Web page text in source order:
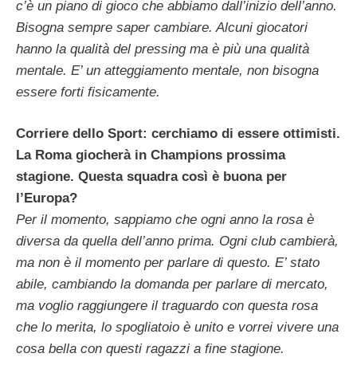
c’è un piano di gioco che abbiamo dall’inizio dell’anno.
Bisogna sempre saper cambiare. Alcuni giocatori
hanno la qualità del pressing ma è più una qualità
mentale. E’ un atteggiamento mentale, non bisogna
essere forti fisicamente.
Corriere dello Sport: cerchiamo di essere ottimisti.
La Roma giocherà in Champions prossima
stagione. Questa squadra così è buona per
l’Europa?
Per il momento, sappiamo che ogni anno la rosa è
diversa da quella dell’anno prima. Ogni club cambierà,
ma non è il momento per parlare di questo. E’ stato
abile, cambiando la domanda per parlare di mercato,
ma voglio raggiungere il traguardo con questa rosa
che lo merita, lo spogliatoio è unito e vorrei vivere una
cosa bella con questi ragazzi a fine stagione.